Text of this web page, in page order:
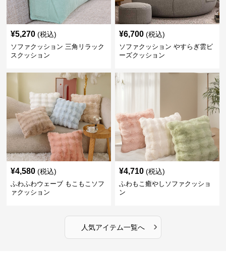
¥5,270 (税込)
ソファクッション 三角リラック
スクッション
¥6,700 (税込)
ソファクッション やすらぎ雲ビ
ーズクッション
¥4,580 (税込)
ふわふわウェーブ もこもこソフ
ァクッション
¥4,710 (税込)
ふわもこ癒やしソファクッショ
ン
人気アイテム一覧へ ›